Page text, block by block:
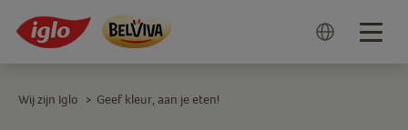
Wij zijn Iglo > Geef kleur, aan je eten!